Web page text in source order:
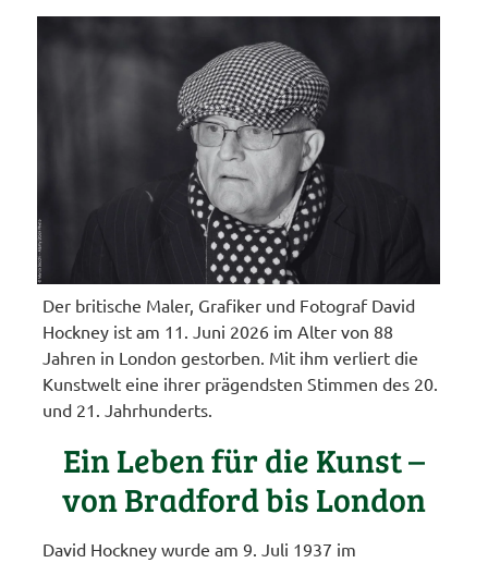
Der britische Maler, Grafiker und Fotograf David
Hockney ist am 11. Juni 2026 im Alter von 88
Jahren in London gestorben. Mit ihm verliert die
Kunstwelt eine ihrer prägendsten Stimmen des 20.
und 21. Jahrhunderts.
Ein Leben für die Kunst –
von Bradford bis London
David Hockney wurde am 9. Juli 1937 im